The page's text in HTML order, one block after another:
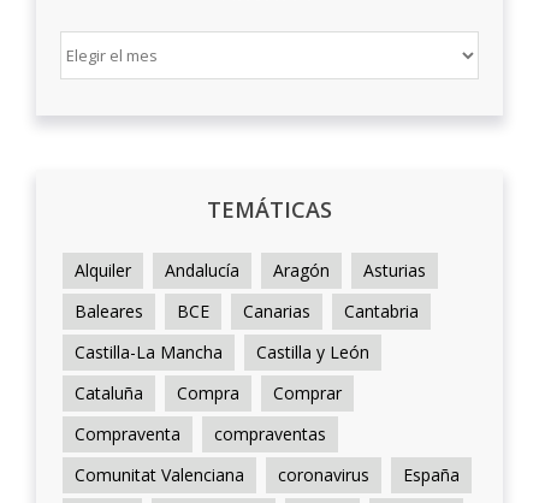
TEMÁTICAS
Alquiler Andalucía Aragón
Asturias
Baleares
BCE Canarias
Cantabria
Castilla-La Mancha
Castilla y León
Cataluña
Compra
Comprar
Compraventa
compraventas
Comunitat Valenciana
coronavirus
España